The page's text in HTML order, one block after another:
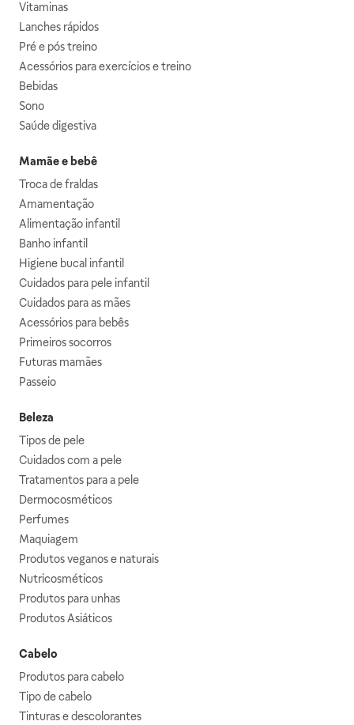
Vitaminas
Lanches rápidos
Pré e pós treino
Acessórios para exercícios e treino
Bebidas
Sono
Saúde digestiva
Mamãe e bebê
Troca de fraldas
Amamentação
Alimentação infantil
Banho infantil
Higiene bucal infantil
Cuidados para pele infantil
Cuidados para as mães
Acessórios para bebês
Primeiros socorros
Futuras mamães
Passeio
Beleza
Tipos de pele
Cuidados com a pele
Tratamentos para a pele
Dermocosméticos
Perfumes
Maquiagem
Produtos veganos e naturais
Nutricosméticos
Produtos para unhas
Produtos Asiáticos
Cabelo
Produtos para cabelo
Tipo de cabelo
Tinturas e descolorantes